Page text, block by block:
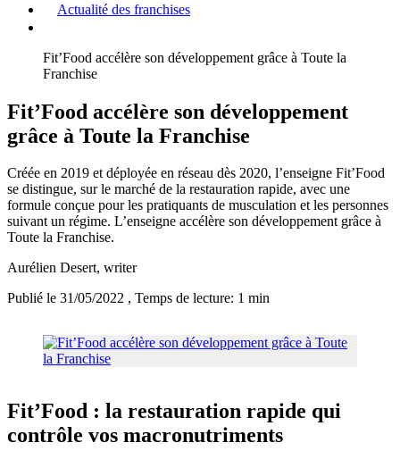
Actualité des franchises
Fit’Food accélère son développement grâce à Toute la
Franchise
Fit’Food accélère son développement
grâce à Toute la Franchise
Créée en 2019 et déployée en réseau dès 2020, l’enseigne Fit’Food
se distingue, sur le marché de la restauration rapide, avec une
formule conçue pour les pratiquants de musculation et les personnes
suivant un régime. L’enseigne accélère son développement grâce à
Toute la Franchise.
Aurélien Desert, writer
Publié le 31/05/2022 , Temps de lecture: 1 min
Fit’Food : la restauration rapide qui
contrôle vos macronutriments